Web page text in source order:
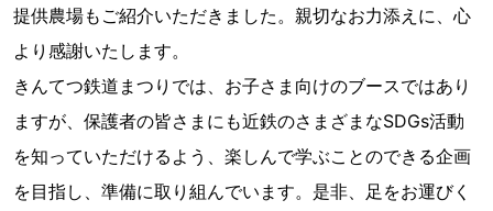
提供農場もご紹介いただきました。親切なお力添えに、心
より感謝いたします。
きんてつ鉄道まつりでは、お子さま向けのブースではあり
ますが、保護者の皆さまにも近鉄のさまざまなSDGs活動
を知っていただけるよう、楽しんで学ぶことのできる企画
を目指し、準備に取り組んでいます。是非、足をお運びく